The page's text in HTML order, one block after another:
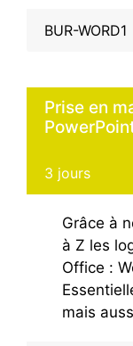
et mettre
Office.
BUR-WORD1
Prise en
3 jours
Grâce à
à Z les
Office :
mais